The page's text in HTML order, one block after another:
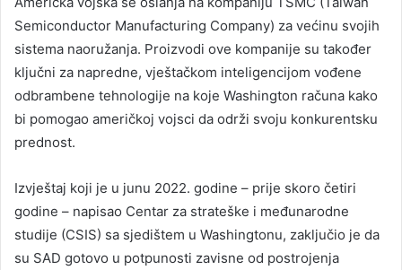
Semiconductor Manufacturing Company) za većinu svojih
sistema naoružanja. Proizvodi ove kompanije su također
ključni za napredne, vještačkom inteligencijom vođene
odbrambene tehnologije na koje Washington računa kako
bi pomogao američkoj vojsci da održi svoju konkurentsku
prednost.
Izvještaj koji je u junu 2022. godine – prije skoro četiri
godine – napisao Centar za strateške i međunarodne
studije (CSIS) sa sjedištem u Washingtonu, zaključio je da
su SAD gotovo u potpunosti zavisne od postrojenja